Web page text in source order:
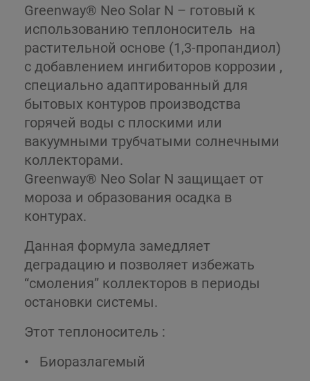
Greenway® Neo Solar N – готовый к
использованию теплоноситель на
растительной основе (1,3-пропандиол)
с добавлением ингибиторов коррозии ,
специально адаптированный для
бытовых контуров производства
горячей воды с плоскими или
вакуумными трубчатыми солнечными
коллекторами.
Greenway® Neo Solar N защищает от
мороза и образования осадка в
контурах.
Данная формула замедляет
деградацию и позволяет избежать
“смоления” коллекторов в периоды
остановки системы.
Этот теплоноситель :
•
Биоразлагемый